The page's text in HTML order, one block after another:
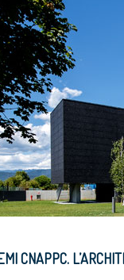
CNAPPC.